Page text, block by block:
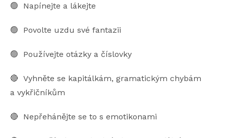
🟢 Napínejte a lákejte
🟢 Povolte uzdu své fantazii
🟢 Používejte otázky a číslovky
🔴 Vyhněte se kapitálkám, gramatickým chybám
a vykřičníkům
🔴 Nepřehánějte se to s emotikonami